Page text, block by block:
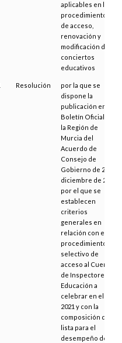
aplicables en los
procedimientos
de acceso,
renovación y
modificación de
conciertos
educativos
Resolución
por la que se
dispone la
publicación en el
Boletín Oficial de
la Región de
Murcia del
Acuerdo de
Consejo de
Gobierno de 23 de
diciembre de 2020
por el que se
establecen
criterios
generales en
relación con el
procedimiento
selectivo de
acceso al Cuerpo
de Inspectores de
Educación a
celebrar en el año
2021 y con la
composición de la
lista para el
desempeño de